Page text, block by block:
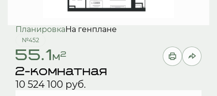
ПланировкаНа генплане
№452
55.1 м2
2-комнатная
10 524 100 руб.